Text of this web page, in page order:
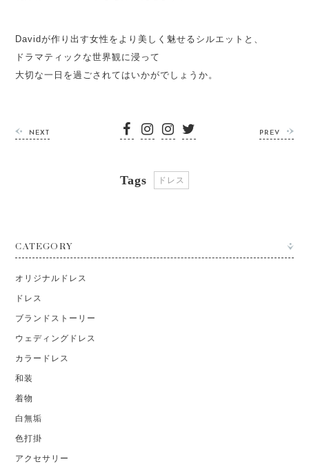
Davidが作り出す女性をより美しく魅せるシルエットと、
ドラマティックな世界観に浸って
大切な一日を過ごされてはいかがでしょうか。
NEXT PREV
Tags ドレス
CATEGORY
オリジナルドレス
ドレス
ブランドストーリー
ウェディングドレス
カラードレス
和装
着物
白無垢
色打掛
アクセサリー